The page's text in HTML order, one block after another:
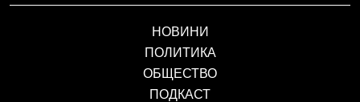
НОВИНИ
ПОЛИТИКА
ОБЩЕСТВО
ПОДКАСТ